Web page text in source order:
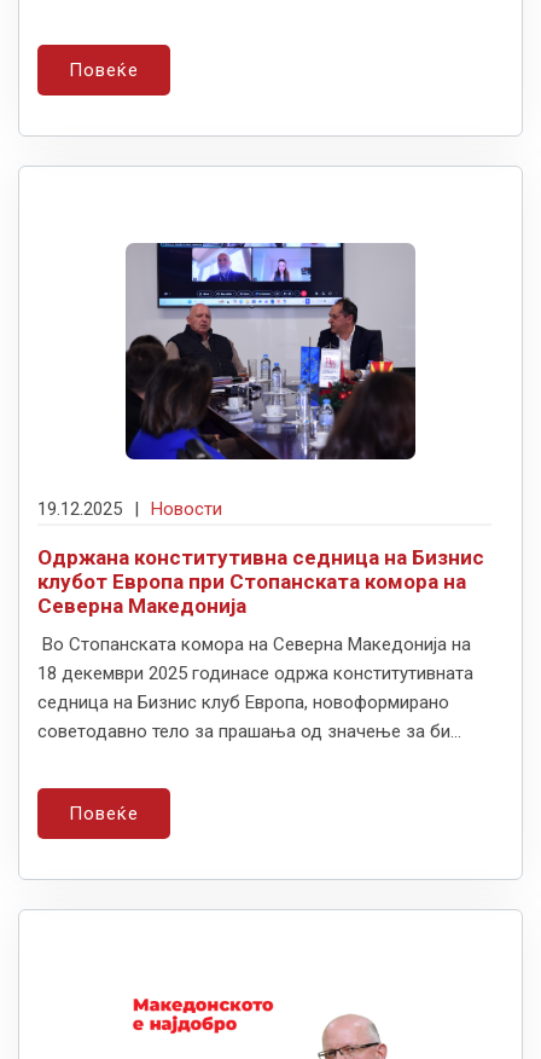
Повеќе
19.12.2025 | Новости
Одржана конститутивна седница на Бизнис
клубот Европа при Стопанската комора на
Северна Македонија
Во Стопанската комора на Северна Македонија на
18 декември 2025 годинасе одржа конститутивната
седница на Бизнис клуб Европа, новоформирано
советодавно тело за прашања од значење за би...
Повеќе